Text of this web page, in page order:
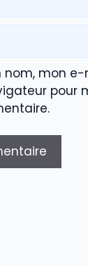
nom, mon
pour